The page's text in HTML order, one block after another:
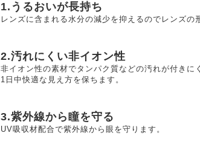
1.うるおいが長持ち
レンズに含まれる水分の減少を抑えるのでレンズの
2.汚れにくい非イオン性
非イオン性の素材でタンパク質などの汚れが付きに
1日中快適な見え方を保ちます。
3.紫外線から瞳を守る
UV吸収材配合で紫外線から眼を守ります。